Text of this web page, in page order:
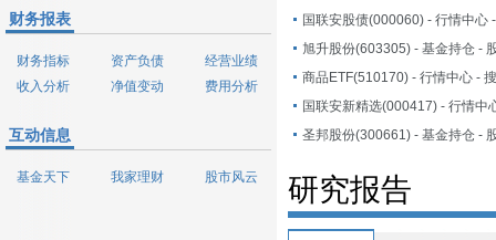
财务报表
财务指标 资产负债
经营业绩
收入分析
净值变动 费用分析
互动信息
基金天下 我家理财 股市风云
国联安股债(000060) - 行情中心
商品ETF(510170) - 行情中心 -
国联安新精选(000417) - 行情中
研究报告